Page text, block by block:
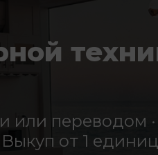
или переводом ·
от 1